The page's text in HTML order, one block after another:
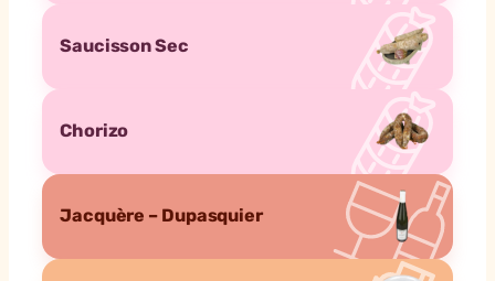
Saucisson Sec
Chorizo
Jacquère – Dupasquier